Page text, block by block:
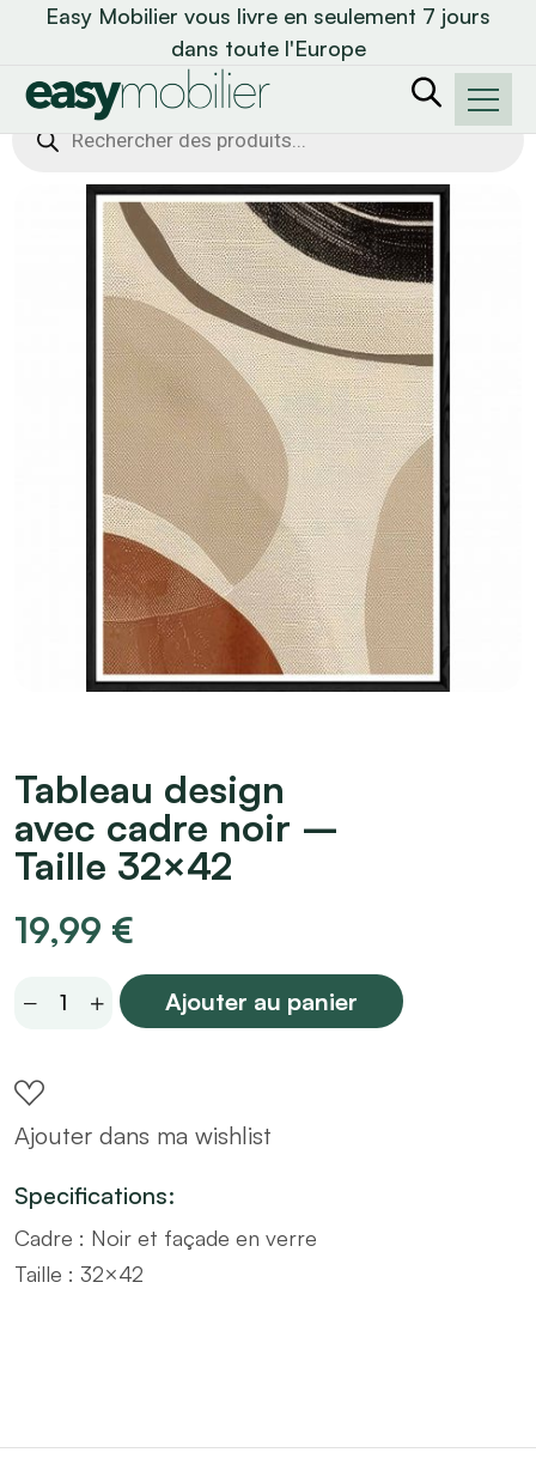
Easy Mobilier vous livre en seulement 7 jours
dans toute l'Europe
Recherche
de
Tableau design
avec cadre noir –
Taille 32×42
19,99 €
Tableau
cadre
noir
Taille
32x42
quantity
Ajouter au panier
Ajouter dans ma wishlist
Specifications:
Cadre : Noir et façade en verre
Taille : 32×42